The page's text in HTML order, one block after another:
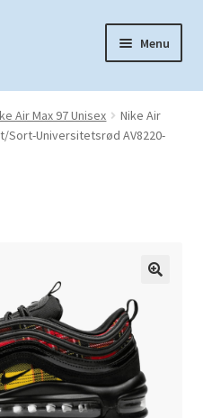
Menu
Air Max 97 Unisex
Nike Air
Sort-Universitetsrød AV8220-